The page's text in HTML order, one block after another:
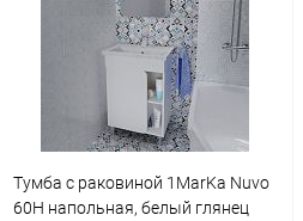
Купить в 1 клик Сравнение
В избранное Под заказ
Тумба с раковиной 1MarKa Nuvo
60Н напольная, белый глянец